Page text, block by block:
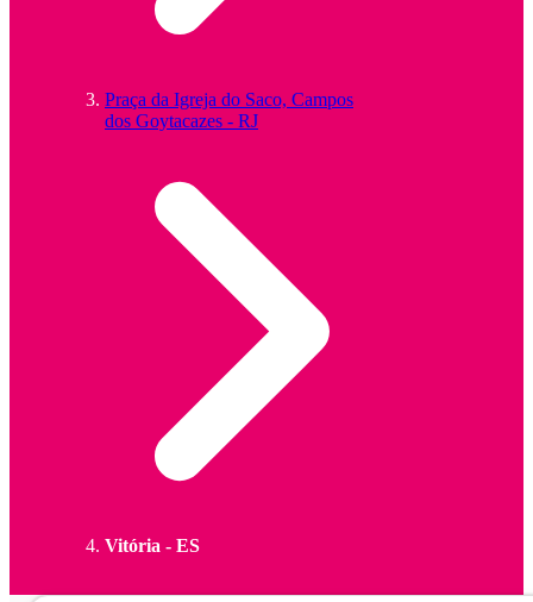
Praça da Igreja do Saco, Campos
dos Goytacazes - RJ
Vitória - ES